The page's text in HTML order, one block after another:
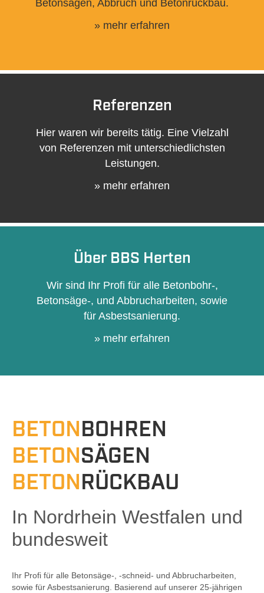
Betonsägen, Abbruch und Betonrückbau.
» mehr erfahren
Referenzen
Hier waren wir bereits tätig. Eine Vielzahl
von Referenzen mit unterschiedlichsten
Leistungen.
» mehr erfahren
Über BBS Herten
Wir sind Ihr Profi für alle Betonbohr-,
Betonsäge-, und Abbrucharbeiten, sowie
für Asbestsanierung.
» mehr erfahren
BETONBOHREN
BETONSÄGEN
BETONRÜCKBAU
In Nordrhein Westfalen und
bundesweit
Ihr Profi für alle Betonsäge-, -schneid- und Abbrucharbeiten,
sowie für Asbestsanierung. Basierend auf unserer 25-jährigen